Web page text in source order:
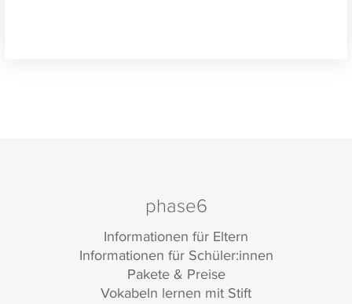
phase6
Informationen für Eltern
Informationen für Schüler:innen
Pakete & Preise
Vokabeln lernen mit Stift